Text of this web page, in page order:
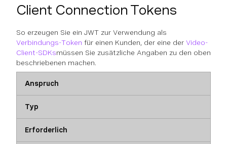
Client Connection Tokens
So erzeugen Sie ein JWT zur Verwendung als
Verbindungs-Token für einen Kunden, der eine der Video-
Client-SDKsmüssen Sie zusätzliche Angaben zu den oben
beschriebenen machen.
Anspruch
Typ
Erforderlich